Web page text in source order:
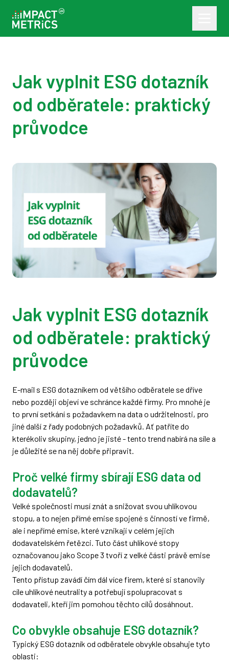
Jak vyplnit ESG dotazník
od odběratele: praktický
průvodce
Jak vyplnit ESG dotazník
od odběratele: praktický
průvodce
E-mail s ESG dotazníkem od většího odběratele se dříve
nebo později objeví ve schránce každé firmy. Pro mnohé je
to první setkání s požadavkem na data o udržitelnosti, pro
jiné další z řady podobných požadavků. Ať patříte do
kterékoliv skupiny, jedno je jisté - tento trend nabírá na síle a
je důležité se na něj dobře připravit.
Proč velké firmy sbírají ESG data od
dodavatelů?
Velké společnosti musí znát a snižovat svou uhlíkovou
stopu, a to nejen přímé emise spojené s činností ve firmě,
ale i nepřímé emise, které vznikají v celém jejich
dodavatelském řetězci. Tuto část uhlíkové stopy
označovanou jako Scope 3 tvoří z velké části právě emise
jejich dodavatelů.
Tento přístup zavádí čím dál více firem, které si stanovily
cíle uhlíkové neutrality a potřebují spolupracovat s
dodavateli, kteří jim pomohou těchto cílů dosáhnout.
Co obvykle obsahuje ESG dotazník?
Typický ESG dotazník od odběratele obvykle obsahuje tyto
oblasti: